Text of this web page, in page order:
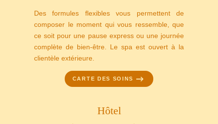
Des formules flexibles vous permettent de
composer le moment qui vous ressemble, que
ce soit pour une pause express ou une journée
complète de bien-être. Le spa est ouvert à la
clientèle extérieure.
CARTE DES SOINS
Hôtel